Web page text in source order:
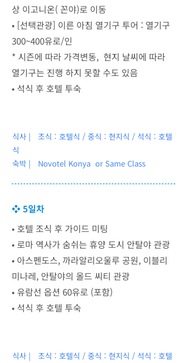
상 이고니온( 꼰야)로 이동
• [선택관광] 이른 아침 열기구 투어 : 열기구
300~400유로/인
* 시즌에 따라 가격변동, 현지 날씨에 따라
열기구는 진행 하지 못할 수도 있음
• 석식 후 호텔 투숙
식사 | 조식 : 호텔식 / 중식 : 현지식 / 석식 : 호텔
식
숙박 | Novotel Konya or Same Class
❖ 5일차
• ​호텔 조식 후 가이드 미팅
• 로마 역사가 숨쉬는 휴양 도시 안탈야 관광
• 아스펜도스, 까라알리오울루 공원, 이블리
미나레, 안탈야의 올드 씨티 관광
• 유람선 옵션 60유로 (포함)
• ​석식 후 호텔 투숙
식사 | 조식 : 호텔식 / 중식 : 현지식 / 석식 : 호텔